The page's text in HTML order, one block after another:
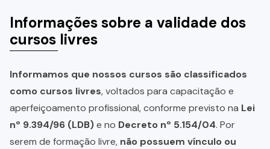
Informações sobre a validade dos
cursos livres
Informamos que nossos cursos são classificados
como cursos livres, voltados para capacitação e
aperfeiçoamento profissional, conforme previsto na Lei
nº 9.394/96 (LDB)e no Decreto nº 5.154/04. Por
serem de formação livre, não possuem vínculo ou